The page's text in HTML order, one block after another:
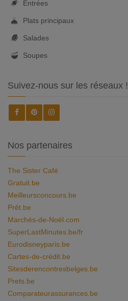
Entrées
Plats principaux
Salades
Soupes
Suivez-nous sur les réseaux !
Nos partenaires
The Sister Café
Gratuit.be
Meilleursconcours.be
Prêt.be
Marchés-de-Noël.com
SuperLastMinutes.be/fr
Eurodisneyparis.be
Cartes-de-crédit.be
Sitesderencontresbelges.be
Prets.be
Comparateurassurances.be